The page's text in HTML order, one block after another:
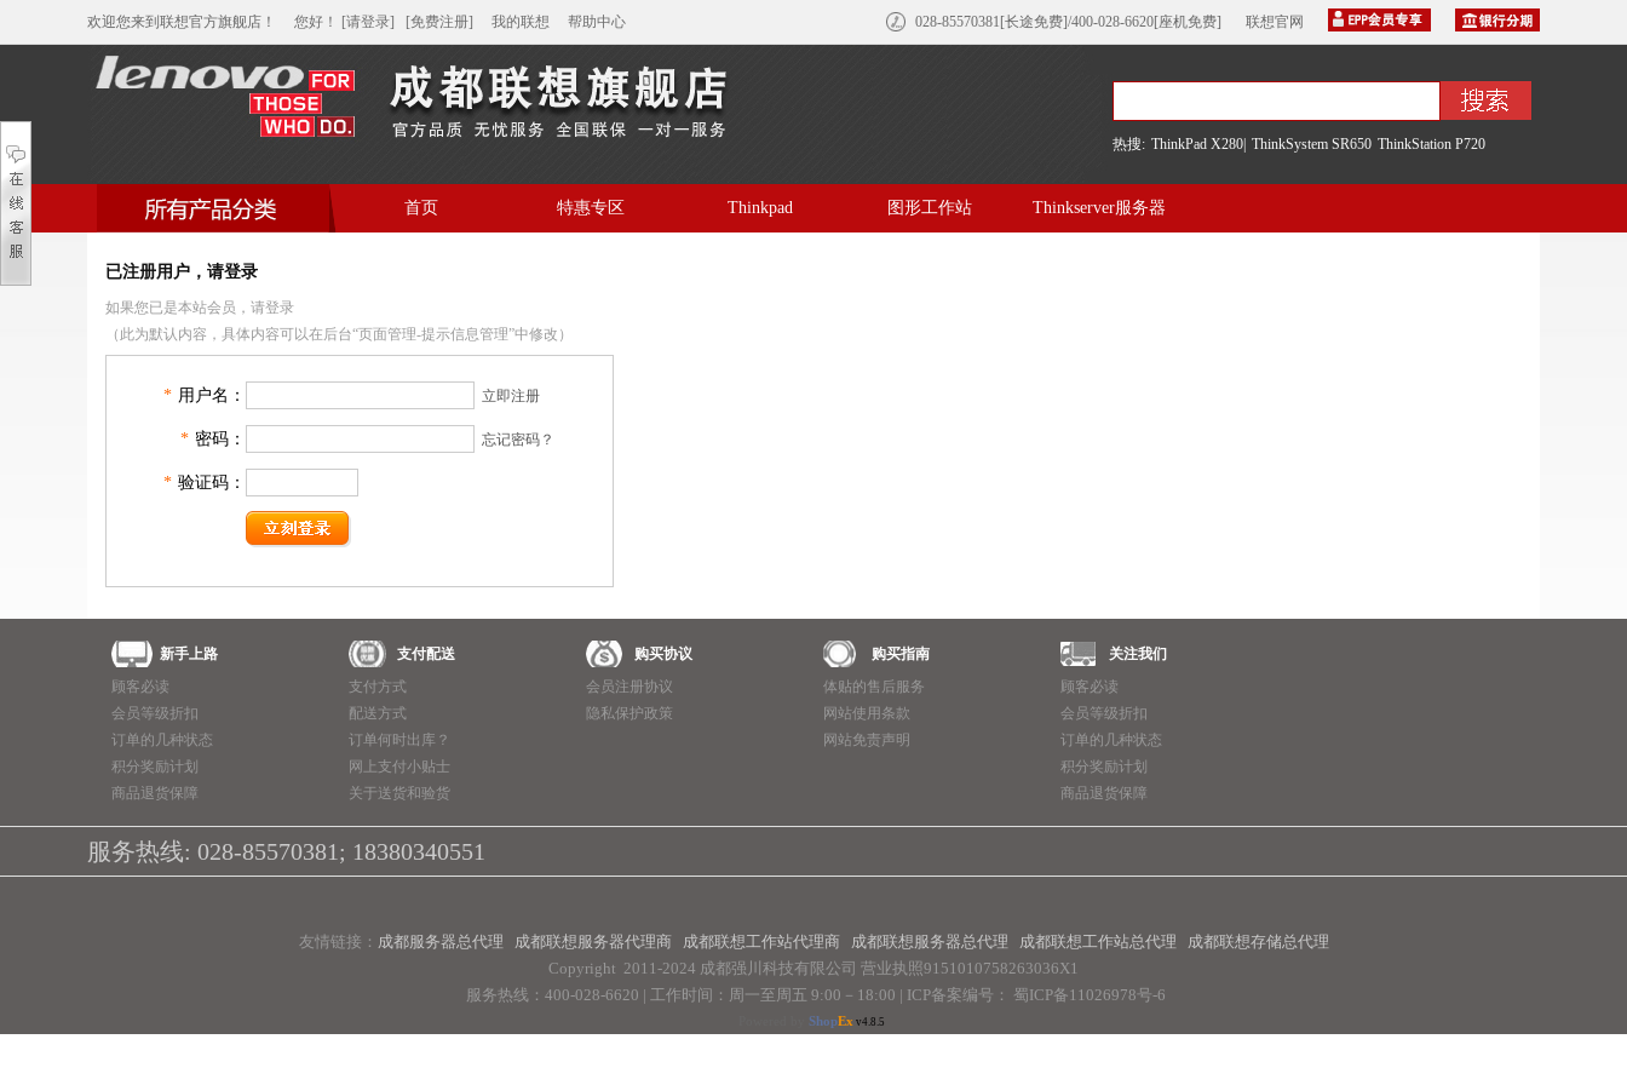
欢迎您来到联想官方旗舰店！ 您好 ！ [请登录] [免费注册] 我的联想 帮助中心 联想官网
028-85570381[长途免费]/400-028-6620[座机免费]
热搜: ThinkPad X280| ThinkSystem SR650 ThinkStation P720
家用笔记本电脑
商用笔记本电脑
家用分体台式机
家用一体台式机
ThinkStation工作站
联想服务器
首页 特惠专区 Thinkpad 图形工作站 Thinkserver服务器
已注册用户，请登录
如果您已是本站会员，请登录
（此为默认内容，具体内容可以在后台“页面管理-提示信息管理”中修改）
* 用户名： 立即注册
* 密码： 忘记密码？
* 验证码：
新手上路
顾客必读
会员等级折扣
订单的几种状态
积分奖励计划
商品退货保障
支付配送
支付方式
配送方式
订单何时出库？
网上支付小贴士
关于送货和验货
购买协议
会员注册协议
隐私保护政策
购买指南
体贴的售后服务
网站使用条款
网站免责声明
关注我们
顾客必读
会员等级折扣
订单的几种状态
积分奖励计划
商品退货保障
服务热线: 028-85570381; 18380340551
友情链接： 成都服务器总代理 成都联想服务器代理商 成都联想工作站代理商 成都联想服务器总代理 成都联想工作站总代理
成都联想存储总代理
Copyright 2011-2024 成都强川科技有限公司 营业执照9151010758263036X1
服务热线：400-028-6620 | 工作时间：周一至周五 9:00－18:00 | ICP备案编号： 蜀ICP备11026978号-6
ShopEx v4.8.5